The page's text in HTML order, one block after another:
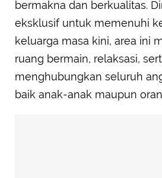
bermakna dan berkualitas.
eksklusif untuk memenuhi
keluarga masa kini, area ini
ruang bermain, relaksasi,
menghubungkan seluruh
baik anak-anak maupun